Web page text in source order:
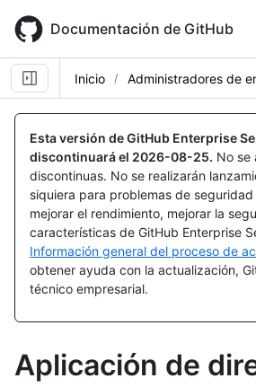
main
content
Documentación de GitHub
Inicio Administradores de
Esta versión de GitHub Enterprise
discontinuará el 2026-08-25. No se
discontinuas. No se realizarán
siquiera para problemas de
mejorar el rendimiento, mejorar la
características de GitHub Enterprise
Información general del proceso de
obtener ayuda con la actualización,
técnico empresarial.
Aplicación de